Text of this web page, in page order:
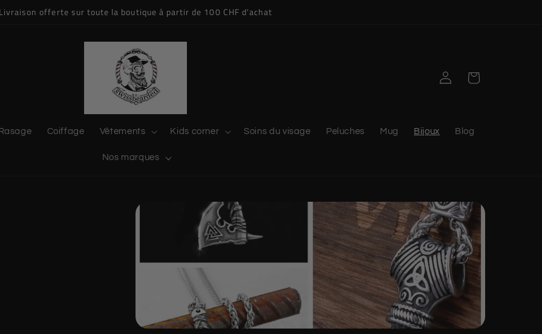
Livraison offerte sur toute la boutique à partir de 100 CHF d'achat
Rasage Coiffage Vêtements Kids corner Soins du visage Peluches Mug Bijoux Blog
Nos marques
ConnexionPanier